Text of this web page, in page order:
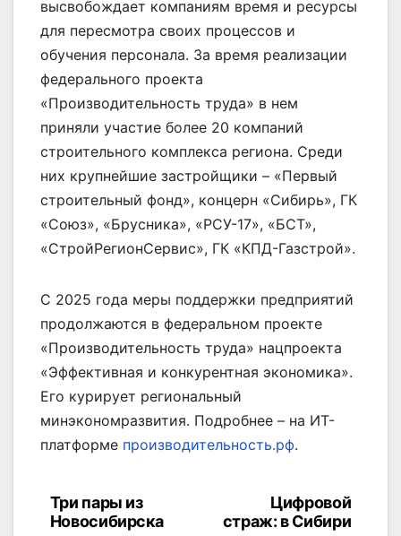
высвобождает компаниям время и ресурсы
для пересмотра своих процессов и
обучения персонала. За время реализации
федерального проекта
«Производительность труда» в нем
приняли участие более 20 компаний
строительного комплекса региона. Среди
них крупнейшие застройщики – «Первый
строительный фонд», концерн «Сибирь», ГК
«Союз», «Брусника», «РСУ-17», «БСТ»,
«СтройРегионСервис», ГК «КПД-Газстрой».
С 2025 года меры поддержки предприятий
продолжаются в федеральном проекте
«Производительность труда» нацпроекта
«Эффективная и конкурентная экономика».
Его курирует региональный
минэкономразвития. Подробнее – на ИТ-
платформе производительность.рф.
Навигация
Цифровой
страж: в Сибири
Три пары из
Новосибирска